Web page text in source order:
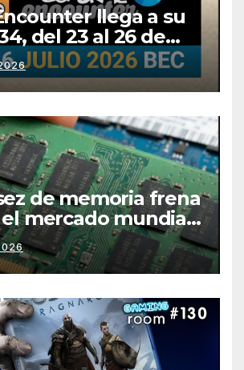
llega a su
del 23 al 26 de
de memoria frena
mercado mundial